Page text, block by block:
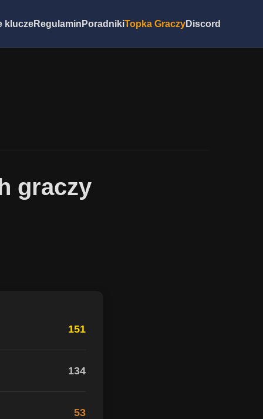
kluczeRegulamin PoradnikiTopka GraczyDiscord
graczy
151
134
53